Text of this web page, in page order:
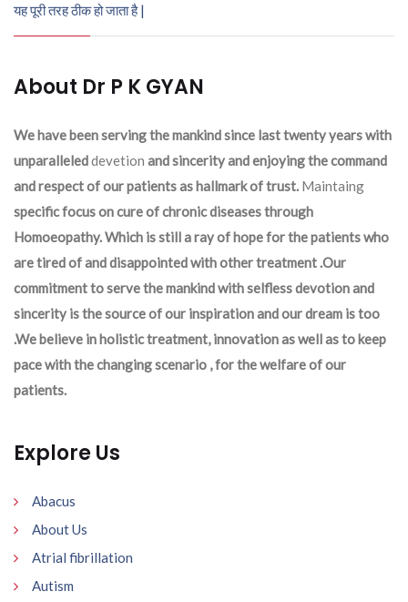
यह पूरी तरह ठीक हो जाता है |
About Dr P K GYAN
We have been serving the mankind since last twenty years with
unparalleleddevetion and sincerity and enjoying the command
and respect of our patients as hallmark of trust. Maintaing
specific focus on cure of chronic diseases through
Homoeopathy. Which is still a ray of hope for the patients who
are tired of and disappointed with other treatment .Our
commitment to serve the mankind with selfless devotion and
sincerity is the source of our inspiration and our dream is too
.We believe in holistic treatment, innovation as well as to keep
pace with the changing scenario , for the welfare of our
patients.
Explore Us
Abacus
About Us
Atrial fibrillation
Autism